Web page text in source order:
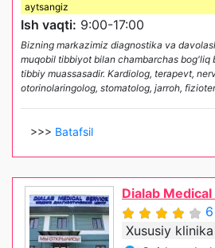
aytsangiz
Ish vaqti: 9:00-17:00
Bizning markazimiz diagnostika va
muqobil tibbiyot bilan chambarchas bog'liq
tibbiy muassasadir. Kardiolog, terapevt,
otorinolaringolog, stomatolog, jarroh,
>>> Batafsil
Dialab
Xususiy klinika